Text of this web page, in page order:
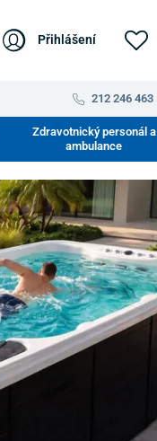
Přihlášení
212 246 463
Zdravotnický personál a
ambulance